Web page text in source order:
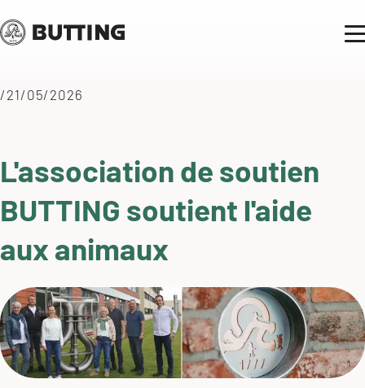
/21/05/2026
L'association de soutien
BUTTING soutient l'aide
aux animaux